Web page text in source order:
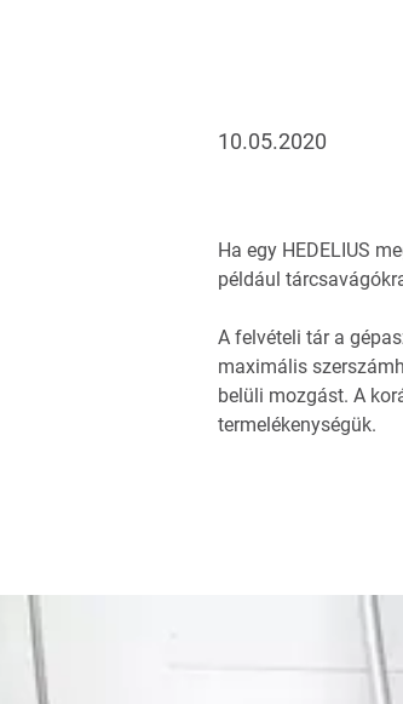
10.05.2020
Ha egy HEDELIUS
például
A felvételi tár a
maximális
belüli mozgást. A
termelékenységük.